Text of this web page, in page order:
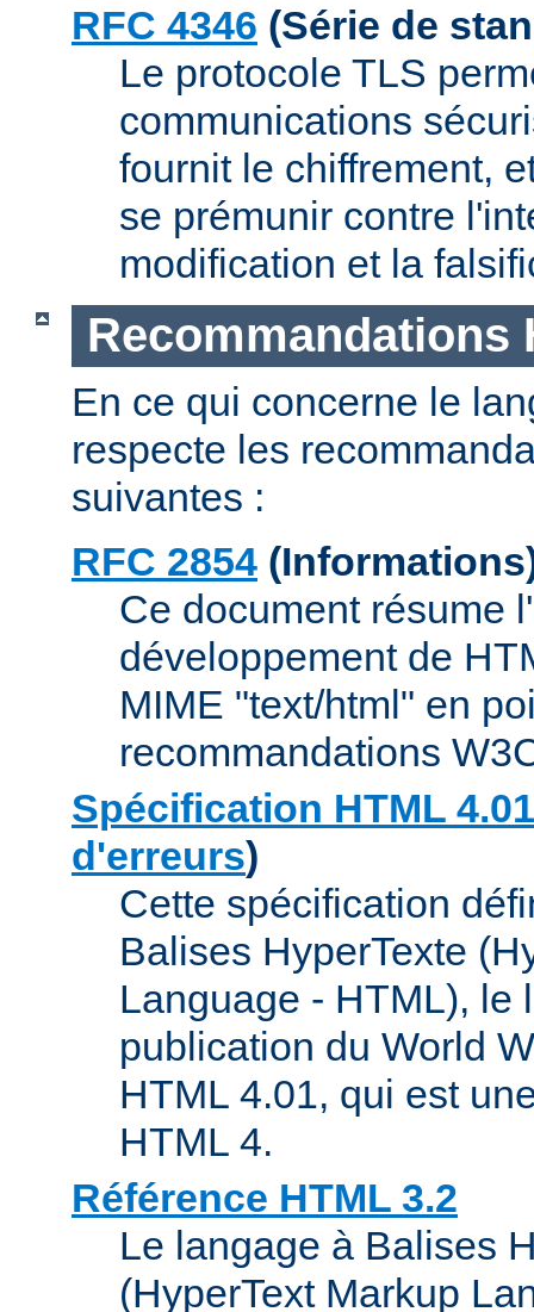
RFC 4346 (Série de
Le protocole TLS
communications
fournit le chiffrement,
se prémunir contre
modification et la
Recommandations
En ce qui concerne le
respecte les
suivantes :
RFC 2854
Ce document résume
développement de
MIME "text/html" en
recommandations
Spécification HTML 4.01
d'erreurs)
Cette spécification
Balises HyperTexte
Language - HTML), le
publication du World
HTML 4.01, qui est
HTML 4.
Référence HTML 3.2
Le langage à Balises
(HyperText Markup